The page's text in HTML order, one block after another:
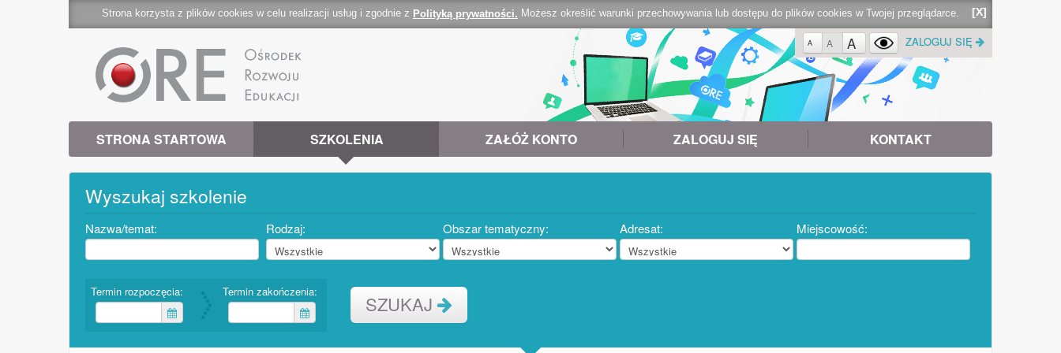
Strona korzysta z plików cookies w celu realizacji usług i zgodnie z Polityką prywatności. Możesz określić warunki przechowywania lub dostępu do plików cookies w Twojej przeglądarce. [X]
STRONA STARTOWA SZKOLENIA ZAŁÓŻ KONTO ZALOGUJ SIĘ KONTAKT
A A A ZALOGUJ SIĘ
Wyszukaj szkolenie
Nazwa/temat: Rodzaj: Obszar tematyczny: Adresat: Miejscowość:
Termin rozpoczęcia: Termin zakończenia:
SZUKAJ